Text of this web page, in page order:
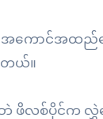
အကောင်အထည်
တယ်။
းဘဲ ဖိလစ်ပိုင်က လွှဲ